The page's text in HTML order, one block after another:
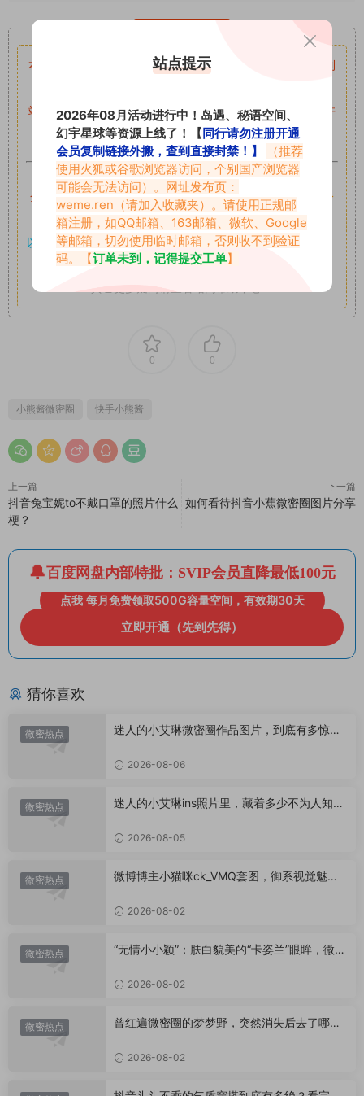
本站资源均来自网络分享，如有侵犯你的权益请私信留言
收到
站内资源为网友个人学习或测试研究使用，未经原版权作者许
可,禁止用于任何商业途径！请在下载24小时内删除！
如果遇到付费才可获取的素材，建议升级对应的VIP。
全站付费素材可提供补档服务“均有备份 ”，素材以主流网盘分
享。
以7z、7z分卷格式压缩，解压应下载对应的软件操作，
7-zip；安卓：zarchiver；苹果：解压专家
0 0
小熊酱微密圈 快手小熊酱
上一篇
抖音兔宝妮to不戴口罩的照片什么
梗？
下一篇
如何看待抖音小蕉微密圈图片分享
百度网盘内部特批：SVIP会员直降最低100元
点我 每月免费领取500G容量空间，有效期30天
立即开通（先到先得）
猜你喜欢
微密热点
迷人的小艾琳微密圈作品图片，到底有多惊
2026-08-06
微密热点
迷人的小艾琳ins照片里，藏着多少不为人知的
2026-08-05
微密热点
微博博主小猫咪ck_VMQ套图，御系视觉魅力
2026-08-02
微密热点
“无情小小颖”：肤白貌美的“卡姿兰”眼眸，微密
2026-08-02
微密热点
曾红遍微密圈的梦梦野，突然消失后去了哪
2026-08-02
站点提示
2026年08月活动进行中！岛遇、秘语空间、
幻宇星球等资源上线了！【同行请勿注册开通
会员复制链接外搬，查到直接封禁！】
（推荐
使用火狐或谷歌浏览器访问，个别国产浏览器
可能会无法访问）。网址发布页：
weme.ren （请加入收藏夹）。请使用正规邮
箱注册，如QQ邮箱、163邮箱、微软、Google
等邮箱，切勿使用临时邮箱，否则收不到验证
码。【订单未到，记得提交工单】